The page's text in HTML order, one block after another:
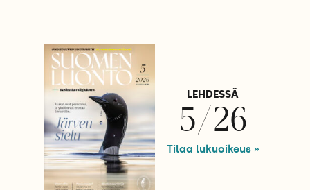
LEHDESSÄ
5/26
Tilaa lukuoikeus »